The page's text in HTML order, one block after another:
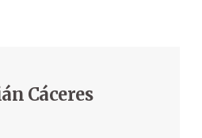
Cáceres